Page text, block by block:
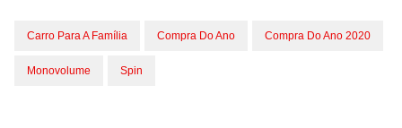
Carro Para A Família Compra Do Ano Compra Do Ano 2020
Monovolume Spin